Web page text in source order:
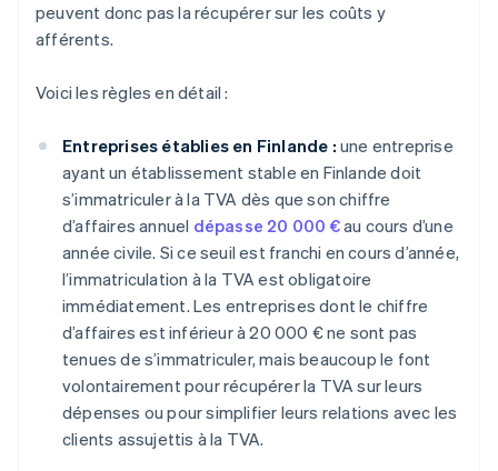
peuvent donc pas la récupérer sur les coûts y
afférents.
Voici les règles en détail :
Entreprises établies en Finlande : une entreprise
ayant un établissement stable en Finlande doit
s’immatriculer à la TVA dès que son chiffre
d’affaires annuel dépasse 20 000 €au cours d’une
année civile. Si ce seuil est franchi en cours d’année,
l’immatriculation à la TVA est obligatoire
immédiatement. Les entreprises dont le chiffre
d’affaires est inférieur à 20 000 € ne sont pas
tenues de s’immatriculer, mais beaucoup le font
volontairement pour récupérer la TVA sur leurs
dépenses ou pour simplifier leurs relations avec les
clients assujettis à la TVA.